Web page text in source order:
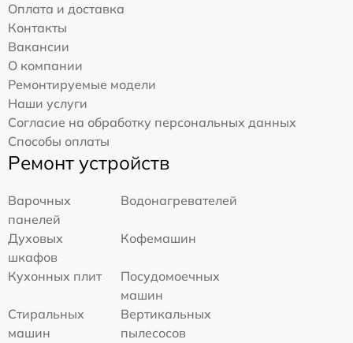
Оплата и доставка
Контакты
Вакансии
О компании
Ремонтируемые модели
Наши услуги
Согласие на обработку персональных данных
Способы оплаты
Ремонт устройств
Варочных
панелей
Водонагревателей
Духовых
шкафов
Кофемашин
Кухонных плит
Посудомоечных
машин
Стиральных
машин
Вертикальных
пылесосов